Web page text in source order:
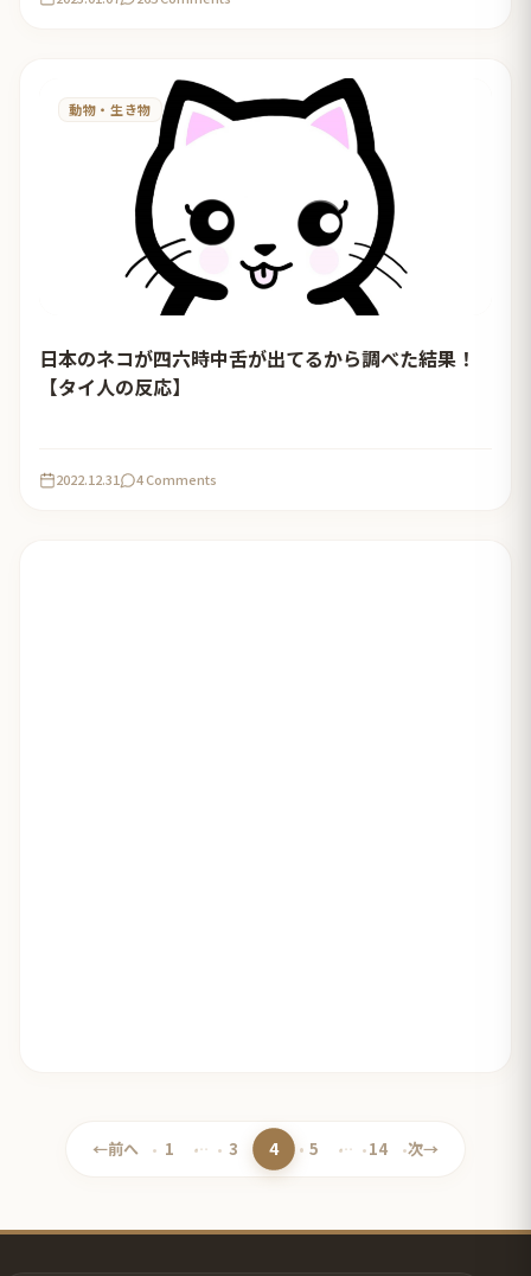
動物・生き物
日本のネコが四六時中舌が出てるから調べた結果！
【タイ人の反応】
2022.12.31 4 Comments
←前へ
ペ
1 …
ペ
3
ペ
4
ペ
5 …
ペ
14 次→